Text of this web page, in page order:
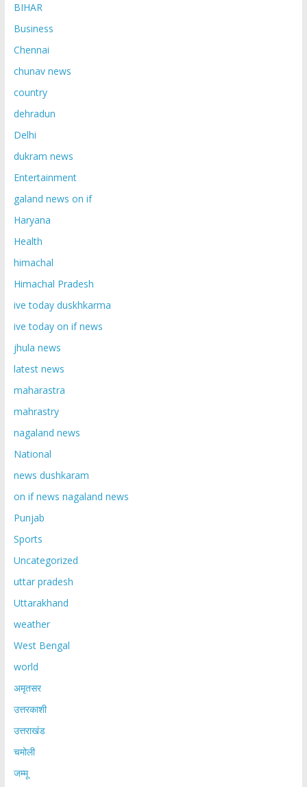
BIHAR
Business
Chennai
chunav news
country
dehradun
Delhi
dukram news
Entertainment
galand news on if
Haryana
Health
himachal
Himachal Pradesh
ive today duskhkarma
ive today on if news
jhula news
latest news
maharastra
mahrastry
nagaland news
National
news dushkaram
on if news nagaland news
Punjab
Sports
Uncategorized
uttar pradesh
Uttarakhand
weather
West Bengal
world
अमृतसर
उत्तरकाशी
उत्तराखंड
चमोली
जम्मू